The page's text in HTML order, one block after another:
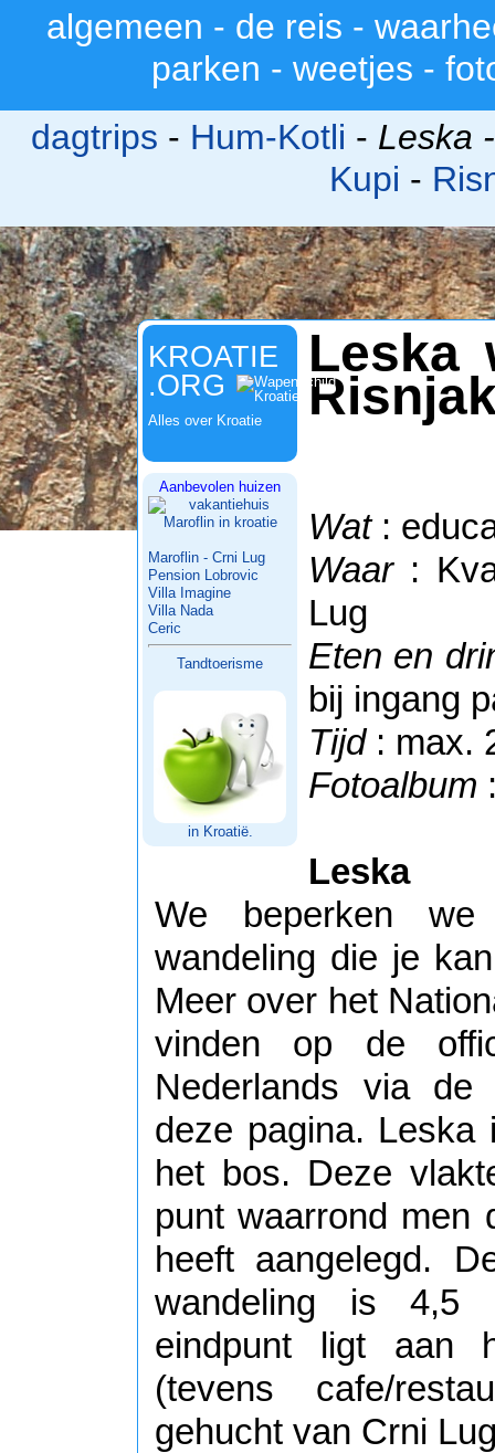
algemeen - de reis -
parken - weetjes -
dagtrips - Hum-Kotli - Leska
Kupi -
KROATIE
.ORG
Alles over Kroatie
Aanbevolen huizen
Maroflin - Crni Lug
Pension Lobrovic
Villa Imagine
Villa Nada
Ceric
Tandtoerisme
in Kroatië.
Leska
Wat:
Waar:
Lug
Eten en
bij ingang
Tijd: max.
Fotoalbum
Leska
We beperken
wandeling die je
Meer over het
vinden op de
Nederlands via
deze pagina.
het bos. Deze
punt waarrond men
heeft aangelegd.
wandeling is 4,5
eindpunt ligt aan
(tevens cafe/
gehucht van Crni